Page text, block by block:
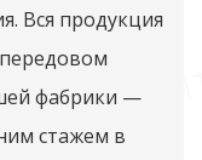
Вся продукция
фабрики —
стажем в